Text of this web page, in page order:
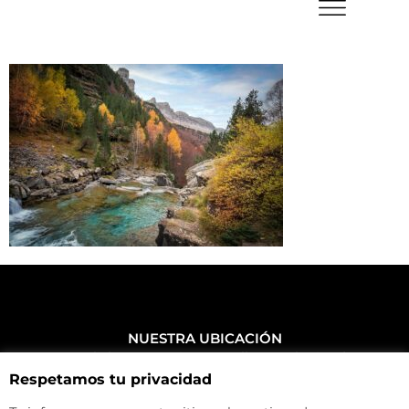
NUESTRA UBICACIÓN
Haz click aquí y mira como llegar a la tienda
CONTACTA CON NOSOTROS
+34 972 500 449
Respetamos tu privacidad